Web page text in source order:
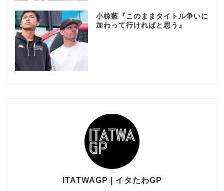
小椋藍『このままタイトル争いに
加わって行ければと思う』
ITATWAGP | イタたわGP